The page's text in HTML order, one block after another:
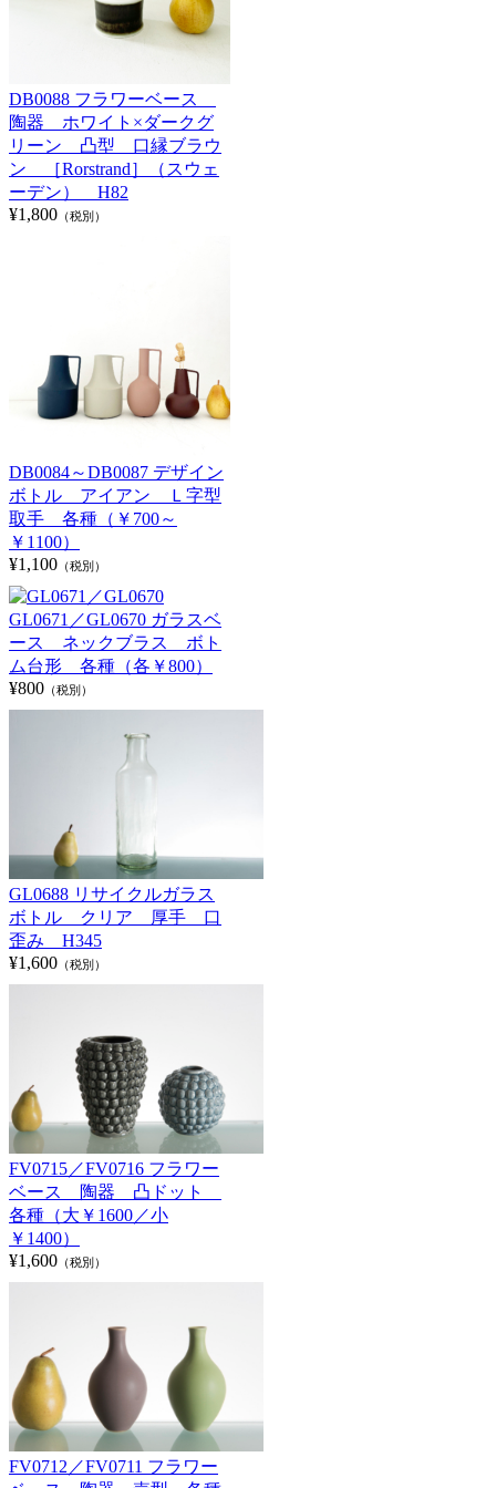
DB0088 フラワーベース
陶器 ホワイト×ダークグ
リーン 凸型 口縁ブラウ
ン ［Rorstrand］（スウェ
ーデン） H82
¥1,800 （税別）
DB0084～DB0087 デザイン
ボトル アイアン Ｌ字型
取手 各種（￥700～
￥1100）
¥1,100 （税別）
GL0671／GL0670 ガラスベ
ース ネックブラス ボト
ム台形 各種（各￥800）
¥800 （税別）
GL0688 リサイクルガラス
ボトル クリア 厚手 口
歪み H345
¥1,600 （税別）
FV0715／FV0716 フラワー
ベース 陶器 凸ドット
各種（大￥1600／小
￥1400）
¥1,600 （税別）
FV0712／FV0711 フラワー